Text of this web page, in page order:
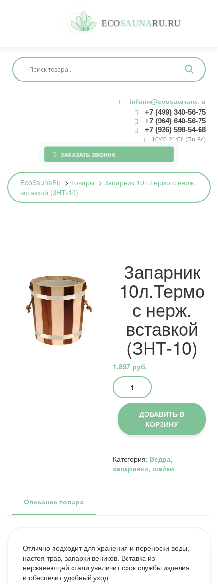
ECOSAUNARU.RU
inform@ecosaunaru.ru
+7 (499) 340-56-75
+7 (964) 640-56-75
+7 (926) 598-54-68
10:00-21:00 (Пн-Вс)
ЗАКАЗАТЬ ЗВОНОК
EcoSaunaRu > Товары > Запарник 10л.Термо с нерж.
вставкой (ЗНТ-10)
Запарник
10л.Термо
с нерж.
вставкой
(ЗНТ-10)
1,897 руб.
Количество
товара
Запарник
10л.Термо
нерж.
ДОБАВИТЬ В
КОРЗИНУ
Категория: Ведра,
запарники, шайки
Описание товара
Отлично подходит для хранения и переноски воды,
настоя трав, запарки веников. Вставка из
нержавеющей стали увеличит срок службы изделия
и обеспечит удобный уход.